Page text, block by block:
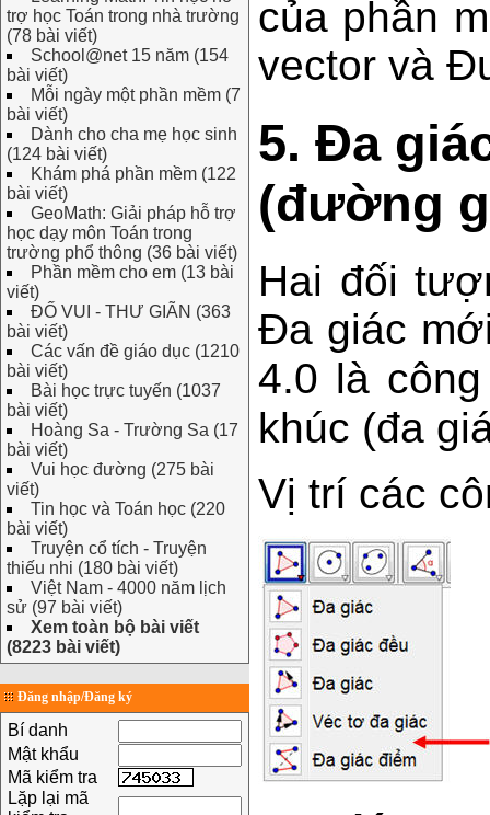
trợ học Toán trong nhà trường
(78 bài viết)
School@net 15 năm (154
bài viết)
Mỗi ngày một phần mềm (7
bài viết)
Dành cho cha mẹ học sinh
(124 bài viết)
Khám phá phần mềm (122
bài viết)
GeoMath: Giải pháp hỗ trợ
học dạy môn Toán trong
trường phổ thông (36 bài viết)
Phần mềm cho em (13 bài
viết)
ĐỐ VUI - THƯ GIÃN (363
bài viết)
Các vấn đề giáo dục (1210
bài viết)
Bài học trực tuyến (1037
bài viết)
Hoàng Sa - Trường Sa (17
bài viết)
Vui học đường (275 bài
viết)
Tin học và Toán học (220
bài viết)
Truyện cổ tích - Truyện
thiếu nhi (180 bài viết)
Việt Nam - 4000 năm lịch
sử (97 bài viết)
Xem toàn bộ bài viết
(8223 bài viết)
Đăng nhập/Đăng ký
Bí danh
Mật khẩu
Mã kiểm tra
Lặp lại mã
của phần
vector và
5. Đa
(đường
Hai đối
Đa giác
4.0 là
khúc (đa
Vị trí các